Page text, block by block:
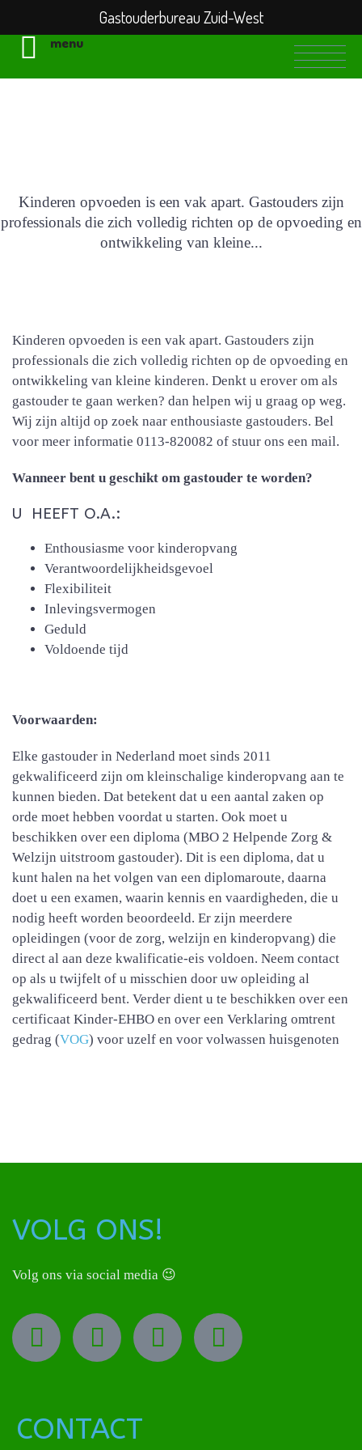
Kinderen opvoeden is een vak apart. Gastouders zijn
professionals die zich volledig richten op de opvoeding en
ontwikkeling van kleine...
Kinderen opvoeden is een vak apart. Gastouders zijn
professionals die zich volledig richten op de opvoeding en
ontwikkeling van kleine kinderen. Denkt u erover om als
gastouder te gaan werken? dan helpen wij u graag op weg.
Wij zijn altijd op zoek naar enthousiaste gastouders. Bel
voor meer informatie 0113-820082 of stuur ons een mail.
Wanneer bent u geschikt om gastouder te worden?
U HEEFT O.A.:
Enthousiasme voor kinderopvang
Verantwoordelijkheidsgevoel
Flexibiliteit
Inlevingsvermogen
Geduld
Voldoende tijd
Voorwaarden:
Elke gastouder in Nederland moet sinds 2011
gekwalificeerd zijn om kleinschalige kinderopvang aan te
kunnen bieden. Dat betekent dat u een aantal zaken op
orde moet hebben voordat u starten. Ook moet u
beschikken over een diploma (MBO 2 Helpende Zorg &
Welzijn uitstroom gastouder). Dit is een diploma, dat u
kunt halen na het volgen van een diplomaroute, daarna
doet u een examen, waarin kennis en vaardigheden, die u
nodig heeft worden beoordeeld. Er zijn meerdere
opleidingen (voor de zorg, welzijn en kinderopvang) die
direct al aan deze kwalificatie-eis voldoen. Neem contact
op als u twijfelt of u misschien door uw opleiding al
gekwalificeerd bent. Verder dient u te beschikken over een
certificaat Kinder-EHBO en over een Verklaring omtrent
gedrag (VOG) voor uzelf en voor volwassen huisgenoten
VOLG ONS!
Volg ons via social media 😉
CONTACT
menu
Gastouderbureau Zuid-West